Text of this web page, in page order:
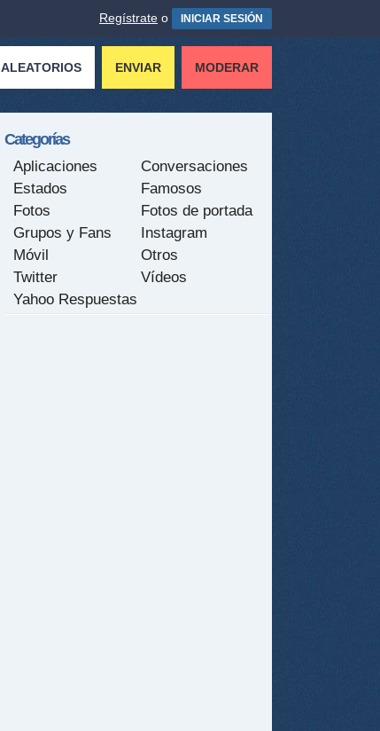
Regístrate o INICIAR SESIÓN
ALEATORIOS ENVIAR MODERAR
Categorías
Aplicaciones
Conversaciones
Estados
Famosos
Fotos
Fotos de portada
Grupos y Fans
Instagram
Móvil
Otros
Twitter
Vídeos
Yahoo Respuestas